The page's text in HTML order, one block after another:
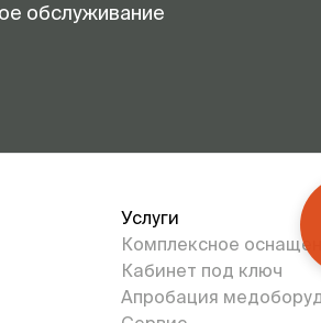
обслуживание
Услуги
Комплексное
Кабинет под ключ
Апробация